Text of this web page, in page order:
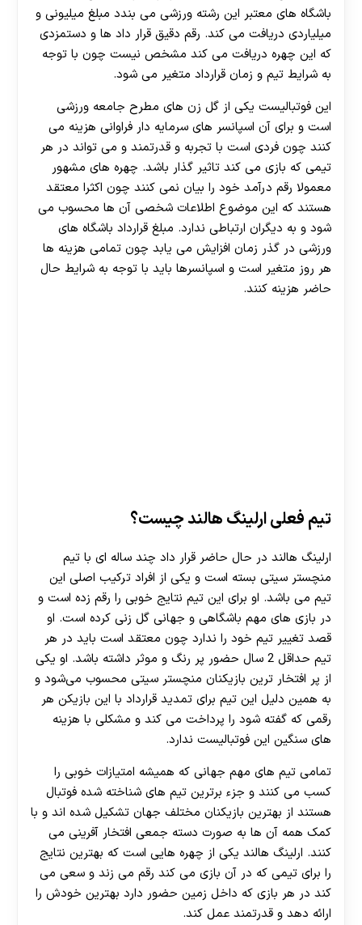
30 تا 50 درصد شارژ هدیه بیشتر فقط با ثبت نام در
هات بت
باشگاه های معتبر این رشته ورزشی می بندد مبلغ میلیونی و
میلیاردی دریافت می کند. رقم دقیق قرار داد ها و دستمزدی
که این چهره دریافت می کند مشخص نیست چون با توجه
به شرایط تیم و زمان قرارداد متغیر می شود.
این فوتبالیست یکی از گل زن های مطرح جامعه ورزشی
است و برای آن اسپانسر های سرمایه دار فراوانی هزینه می
کنند چون فردی است با تجربه و قدرتمند و می تواند در هر
تیمی که بازی می کند تاثیر گذار باشد. چهره های مشهور
معمولا رقم درآمد خود را بیان نمی کنند چون اکثرا معتقد
هستند که این موضوع اطلاعات شخصی آن ها محسوب می
شود و به دیگران ارتباطی ندارد. مبلغ قرارداد باشگاه های
ورزشی در گذر زمان افزایش می یابد چون تمامی هزینه ها
هر روز متغیر است و اسپانسرها باید با توجه به شرایط حال
حاضر هزینه کنند.
تیم فعلی ارلینگ هالند چیست؟
ارلینگ هالند در حال حاضر قرار داد چند ساله ای با تیم
منچستر سیتی بسته است و یکی از افراد ترکیب اصلی این
تیم می باشد. او برای این تیم نتایج خوبی را رقم زده است و
در بازی های مهم باشگاهی و جهانی گل زنی کرده است. او
قصد تغییر تیم خود را ندارد چون معتقد است باید در هر
تیم حداقل 2 سال حضور پر رنگ و موثر داشته باشد. او یکی
از پر افتخار ترین بازیکنان منچستر سیتی محسوب می‌شود و
به همین دلیل این تیم برای تمدید قرارداد با این بازیکن هر
رقمی که گفته شود را پرداخت می کند و مشکلی با هزینه
های سنگین این فوتبالیست ندارد.
تمامی تیم های مهم جهانی که همیشه امتیازات خوبی را
کسب می کنند و جزء برترين تیم های شناخته شده فوتبال
هستند از بهترین بازیکنان مختلف جهان تشکیل شده اند و با
کمک همه آن ها به صورت دسته جمعی افتخار آفرینی می
کنند. ارلینگ هالند یکی از چهره هایی است که بهترین نتایج
را برای تیمی که در آن بازی می کند رقم می‌ زند و سعی می
کند در هر بازی که داخل زمین حضور دارد بهترین خودش را
ارائه دهد و قدرتمند عمل کند.